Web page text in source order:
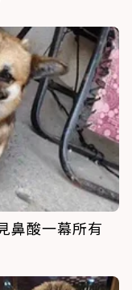
鼻酸一幕所有